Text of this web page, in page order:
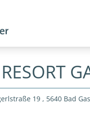
19 , 5640 Bad